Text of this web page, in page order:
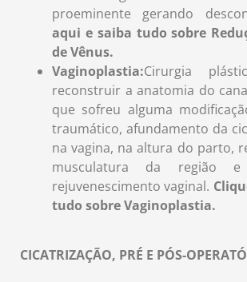
proeminente gerando
aqui e saiba tudo sobre
de Vênus.
Vaginoplastia:Cirurgia
reconstruir a anatomia do
que sofreu alguma
traumático, afundamento da
na vagina, na altura do parto,
musculatura da região
rejuvenescimento vaginal.
tudo sobre Vaginoplastia.
CICATRIZAÇÃO, PRÉ E PÓS-